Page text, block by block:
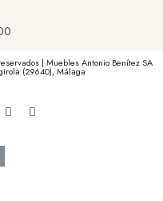
| Muebles Antonio Benítez SA
(29640), Málaga